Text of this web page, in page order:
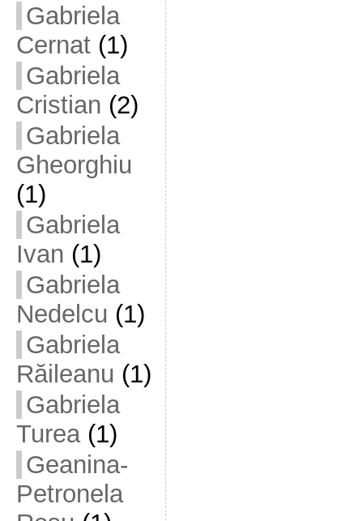
Gabriela
Cernat(1)
Gabriela
Cristian (2)
Gabriela
Gheorghiu
(1)
Gabriela
Ivan (1)
Gabriela
Nedelcu (1)
Gabriela
Răileanu (1)
Gabriela
Turea(1)
Geanina-
Petronela